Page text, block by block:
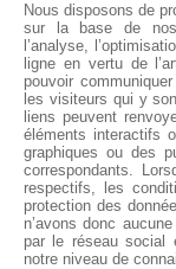
Nous disposons de
sur la base de nos
l’analyse,
ligne en vertu de
pouvoir
les visiteurs qui y
liens peuvent
éléments interactifs
graphiques ou des
correspondants.
respectifs, les
protection des
n’avons donc
par le réseau social
notre niveau de